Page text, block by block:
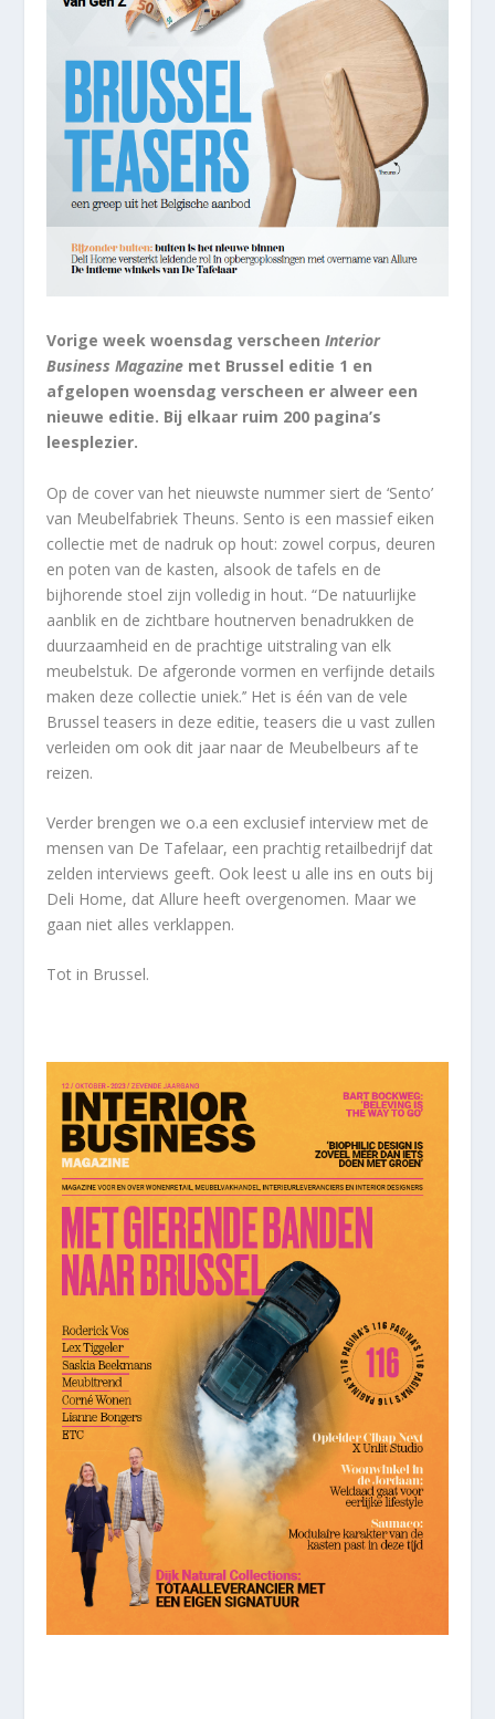
Vorige week woensdag verscheenInterior
Business Magazine met Brussel editie 1 en
afgelopen woensdag verscheen er alweer een
nieuwe editie. Bij elkaar ruim 200 pagina’s
leesplezier.
Op de cover van het nieuwste nummer siert de ‘Sento’
van Meubelfabriek Theuns. Sento is een massief eiken
collectie met de nadruk op hout: zowel corpus, deuren
en poten van de kasten, alsook de tafels en de
bijhorende stoel zijn volledig in hout. “De natuurlijke
aanblik en de zichtbare houtnerven benadrukken de
duurzaamheid en de prachtige uitstraling van elk
meubelstuk. De afgeronde vormen en verfijnde details
maken deze collectie uniek.’’ Het is één van de vele
Brussel teasers in deze editie, teasers die u vast zullen
verleiden om ook dit jaar naar de Meubelbeurs af te
reizen.
Verder brengen we o.a een exclusief interview met de
mensen van De Tafelaar, een prachtig retailbedrijf dat
zelden interviews geeft. Ook leest u alle ins en outs bij
Deli Home, dat Allure heeft overgenomen. Maar we
gaan niet alles verklappen.
Tot in Brussel.